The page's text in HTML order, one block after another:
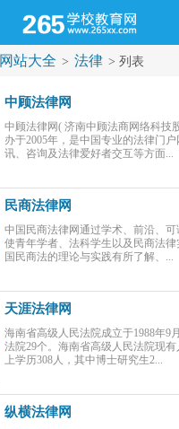
网站大全 > 法律 > 列表
中顾法律网
中顾法律网( 济南中顾法商网络科技
办于2005年，是中国专业的法律门
讯、咨询及法律爱好者交互等方面...
民商法律网
中国民商法律网通过学术、前沿、可
使青年学者、法科学生以及民商法
国民商法的理论与实践有所了解、...
天涯法律网
海南省高级人民法院成立于1988年9
法院29个。海南省高级人民法院现有
上学历308人，其中博士研究生2...
纵横法律网